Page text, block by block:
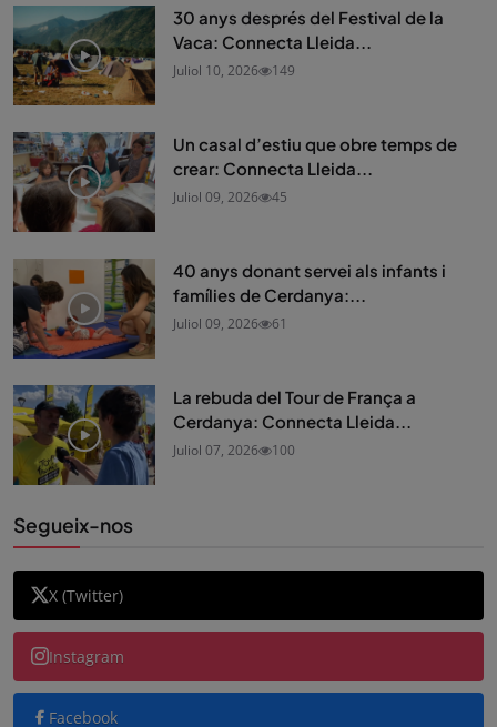
30 anys després del Festival de la
Vaca: Connecta Lleida...
Juliol 10, 2026 149
Un casal d’estiu que obre temps de
crear: Connecta Lleida...
Juliol 09, 2026 45
40 anys donant servei als infants i
famílies de Cerdanya:...
Juliol 09, 2026 61
La rebuda del Tour de França a
Cerdanya: Connecta Lleida...
Juliol 07, 2026 100
Segueix-nos
X (Twitter)
Instagram
Facebook